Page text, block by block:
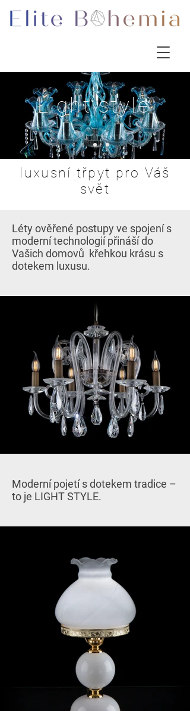
Light style
luxusní třpyt pro Váš
svět
Léty ověřené postupy ve spojení s
moderní technologií přináší do
Vašich domovů křehkou krásu s
dotekem luxusu.
Moderní pojetí s dotekem tradice –
to je LIGHT STYLE.